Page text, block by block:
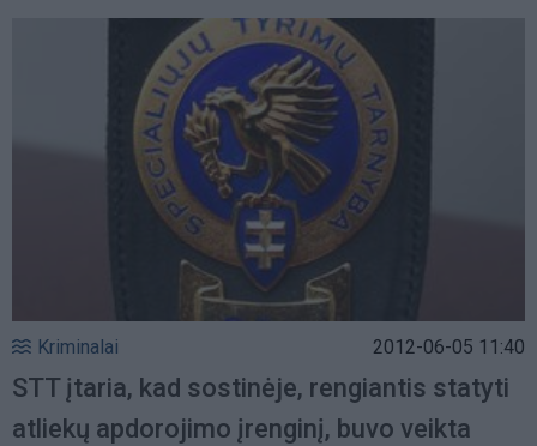
Kriminalai 2012-06-05 11:40
STT įtaria, kad sostinėje, rengiantis statyti
atliekų apdorojimo įrenginį, buvo veikta